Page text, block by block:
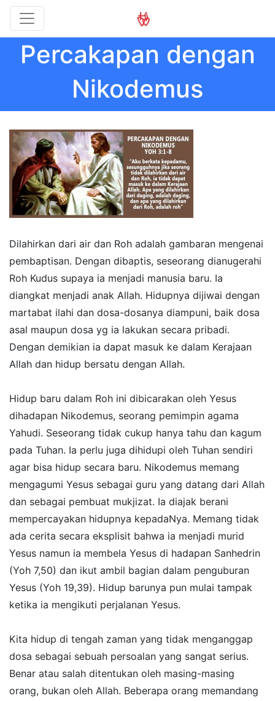
Percakapan dengan
Nikodemus
Dilahirkan dari air dan Roh adalah gambaran mengenai
pembaptisan. Dengan dibaptis, seseorang dianugerahi
Roh Kudus supaya ia menjadi manusia baru. Ia
diangkat menjadi anak Allah. Hidupnya dijiwai dengan
martabat ilahi dan dosa-dosanya diampuni, baik dosa
asal maupun dosa yg ia lakukan secara pribadi.
Dengan demikian ia dapat masuk ke dalam Kerajaan
Allah dan hidup bersatu dengan Allah.
Hidup baru dalam Roh ini dibicarakan oleh Yesus
dihadapan Nikodemus, seorang pemimpin agama
Yahudi. Seseorang tidak cukup hanya tahu dan kagum
pada Tuhan. Ia perlu juga dihidupi oleh Tuhan sendiri
agar bisa hidup secara baru. Nikodemus memang
mengagumi Yesus sebagai guru yang datang dari Allah
dan sebagai pembuat mukjizat. Ia diajak berani
mempercayakan hidupnya kepadaNya. Memang tidak
ada cerita secara eksplisit bahwa ia menjadi murid
Yesus namun ia membela Yesus di hadapan Sanhedrin
(Yoh 7,50) dan ikut ambil bagian dalam penguburan
Yesus (Yoh 19,39). Hidup barunya pun mulai tampak
ketika ia mengikuti perjalanan Yesus.
Kita hidup di tengah zaman yang tidak menganggap
dosa sebagai sebuah persoalan yang sangat serius.
Benar atau salah ditentukan oleh masing-masing
orang, bukan oleh Allah. Beberapa orang memandang